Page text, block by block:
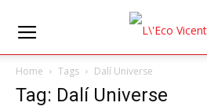
Home Tags Dalí Universe
Tag: Dalí Universe